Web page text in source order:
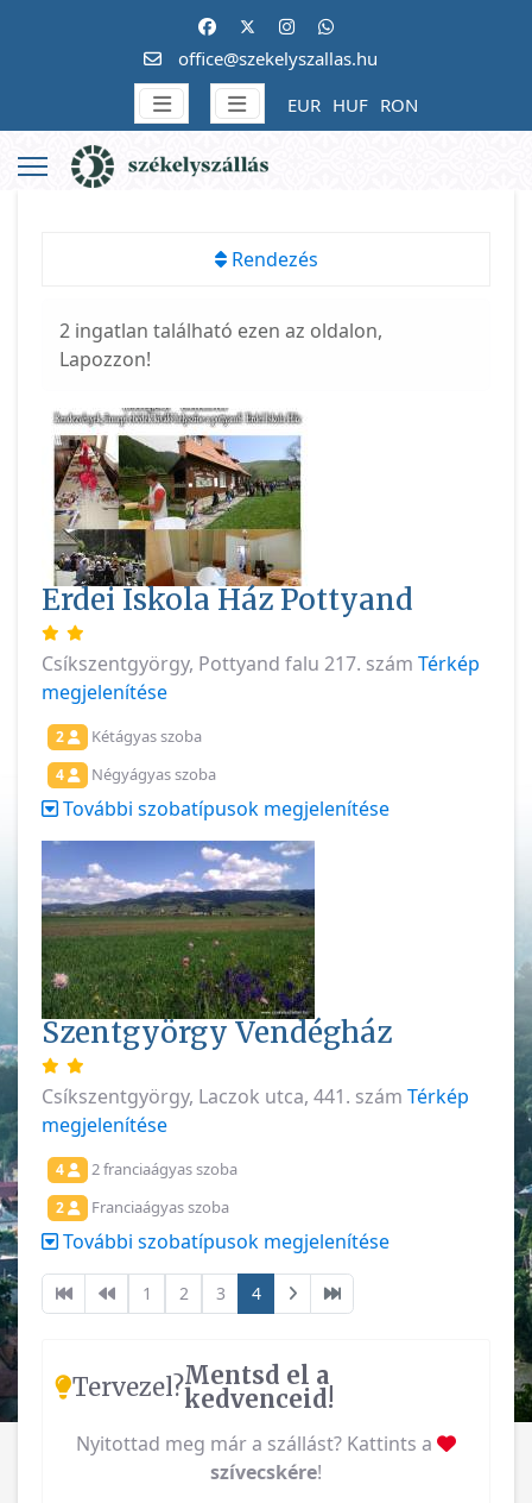
office@szekelyszallas.hu
EUR HUF RON
Rendezés
2 ingatlan található ezen az oldalon,
Lapozzon!
Erdei Iskola Ház Pottyand
Csíkszentgyörgy, Pottyand falu 217. szám Térkép
megjelenítése
2 Kétágyas szoba
4 Négyágyas szoba
További szobatípusok megjelenítése
Szentgyörgy Vendégház
Csíkszentgyörgy, Laczok utca, 441. szám Térkép
megjelenítése
4 2 franciaágyas szoba
2 Franciaágyas szoba
További szobatípusok megjelenítése
1 2 3 4
Tervezel?Mentsd el a
kedvenceid!
Nyitottad meg már a szállást? Kattints a
szívecskére!